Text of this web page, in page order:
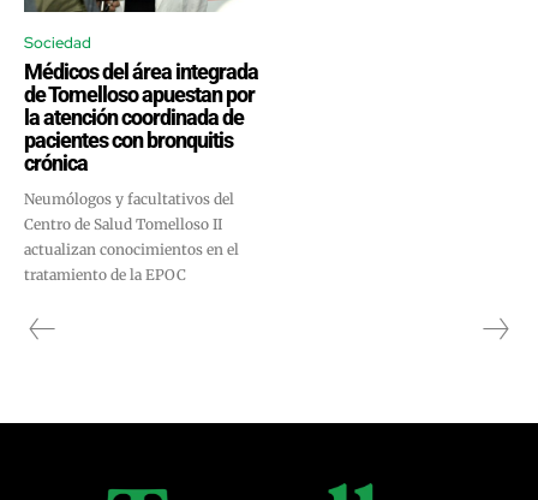
Sociedad
Médicos del área integrada
de Tomelloso apuestan por
la atención coordinada de
pacientes con bronquitis
crónica
Neumólogos y facultativos del
Centro de Salud Tomelloso II
actualizan conocimientos en el
tratamiento de la EPOC